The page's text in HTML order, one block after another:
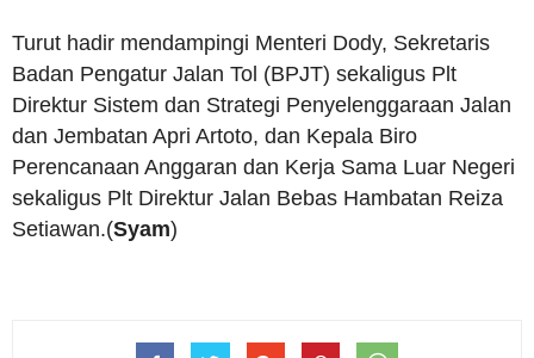
Turut hadir mendampingi Menteri Dody, Sekretaris
Badan Pengatur Jalan Tol (BPJT) sekaligus Plt
Direktur Sistem dan Strategi Penyelenggaraan Jalan
dan Jembatan Apri Artoto, dan Kepala Biro
Perencanaan Anggaran dan Kerja Sama Luar Negeri
sekaligus Plt Direktur Jalan Bebas Hambatan Reiza
Setiawan.(Syam)